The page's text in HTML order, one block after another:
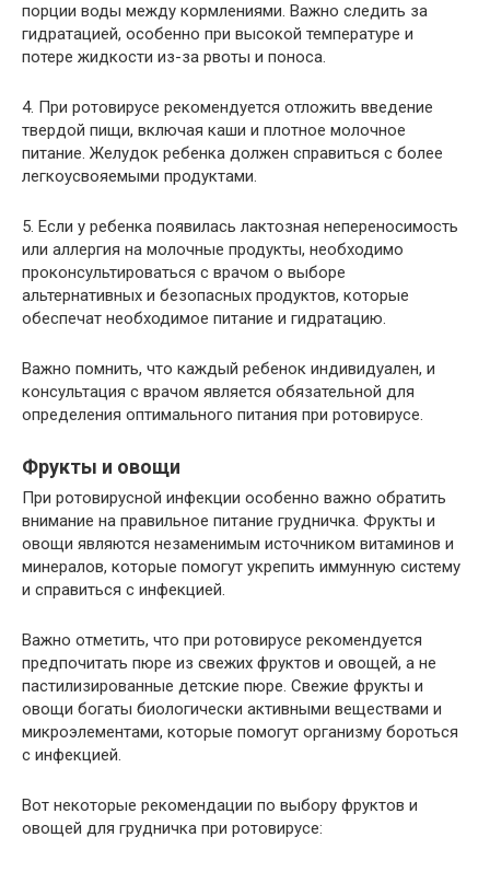
порции воды между кормлениями. Важно следить за
гидратацией, особенно при высокой температуре и
потере жидкости из-за рвоты и поноса.
4. При ротовирусе рекомендуется отложить введение
твердой пищи, включая каши и плотное молочное
питание. Желудок ребенка должен справиться с более
легкоусвояемыми продуктами.
5. Если у ребенка появилась лактозная непереносимость
или аллергия на молочные продукты, необходимо
проконсультироваться с врачом о выборе
альтернативных и безопасных продуктов, которые
обеспечат необходимое питание и гидратацию.
Важно помнить, что каждый ребенок индивидуален, и
консультация с врачом является обязательной для
определения оптимального питания при ротовирусе.
Фрукты и овощи
При ротовирусной инфекции особенно важно обратить
внимание на правильное питание грудничка. Фрукты и
овощи являются незаменимым источником витаминов и
минералов, которые помогут укрепить иммунную систему
и справиться с инфекцией.
Важно отметить, что при ротовирусе рекомендуется
предпочитать пюре из свежих фруктов и овощей, а не
пастилизированные детские пюре. Свежие фрукты и
овощи богаты биологически активными веществами и
микроэлементами, которые помогут организму бороться
с инфекцией.
Вот некоторые рекомендации по выбору фруктов и
овощей для грудничка при ротовирусе: